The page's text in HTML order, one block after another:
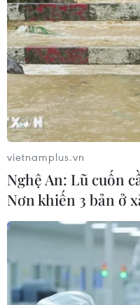
vietnamplus.vn
Nghệ An: Lũ cuốn
Nơn khiến 3 bản ở